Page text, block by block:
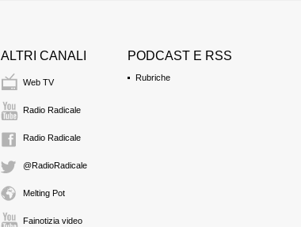
15:32 Durata: 5 min
ALTRI CANALI
Web TV
Radio Radicale
Radio Radicale
@RadioRadicale
Melting Pot
Fainotizia video
PODCAST E RSS
Rubriche